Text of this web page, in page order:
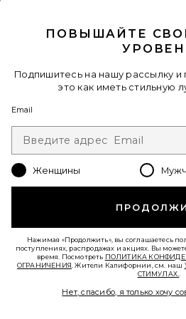
ПЛАТЬЕ KILEE
Previous price:
Favorite ПЛАТЬЕ
ПОВЫШАЙТЕ
Подпишитесь на нашу рассылку и
это как иметь стильную
Email
Женщины
Нажимая «Продолжить», вы соглашаетесь
поступлениях, распродажах и акциях. Вы
время. Посмотреть ПОЛИТИКА
ОГРАНИЧЕНИЯ . Жители Калифорнии, см. наш
СТИМУЛАХ.
Нет, спасибо, я только хочу